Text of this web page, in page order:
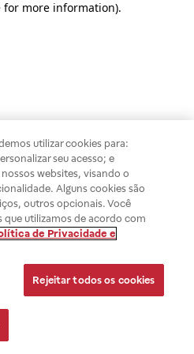
for more information).
utilizar cookies para:
seu acesso; e
websites, visando o
Alguns cookies são
outros opcionais. Você
que utilizamos de acordo com
de Privacidade e
Rejeitar todos os cookies